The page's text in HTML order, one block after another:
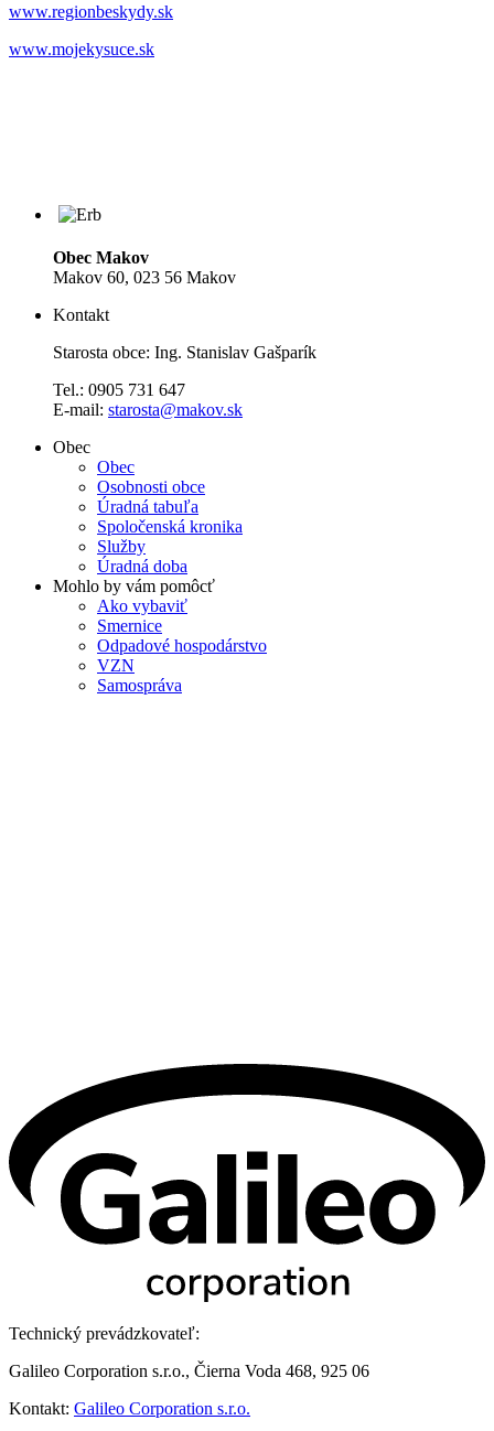
www.regionbeskydy.sk
www.mojekysuce.sk
Obec Makov
Makov 60, 023 56 Makov
Kontakt
Starosta obce: Ing. Stanislav Gašparík
Tel.: 0905 731 647
E-mail: starosta@makov.sk
Obec
Obec
Osobnosti obce
Úradná tabuľa
Spoločenská kronika
Služby
Úradná doba
Mohlo by vám pomôcť
Ako vybaviť
Smernice
Odpadové hospodárstvo
VZN
Samospráva
Technický prevádzkovateľ:
Galileo Corporation s.r.o., Čierna Voda 468, 925 06
Kontakt: Galileo Corporation s.r.o.